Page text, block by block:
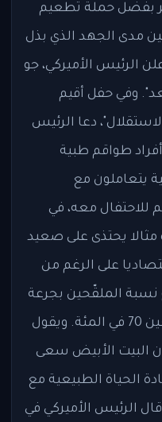
بفضل حملة تطعيم
مدى الجهد الذي بذل
الرئيس الأميركي، جو
"لم يهزم بعد". وفي حفل أقيم
دعا الرئيس
طواقم طبية
يتعاملون مع
للاحتفال معه، في
يحتذى على صعيد
على الرغم من
نسبة الملقّحين بجرعة
واحدة على الأقل من بين البالغين 70 في المئة. ويقول
البيت الأبيض سعى
الحياة الطبيعية مع
الرئيس الأميركي في